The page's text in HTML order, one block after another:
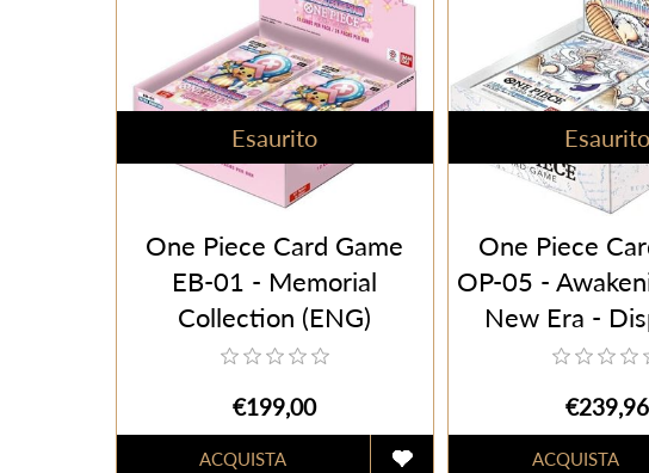
Esaurito
One Piece Card Game
EB-01 - Memorial
Collection (ENG)
€199,00
Esaurito
One Piece
OP-05 -
New Era -
Bustine (ENG)
€239,96